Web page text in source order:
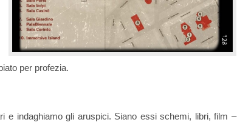
per profezia.
e indaghiamo gli aruspici. Siano essi schemi, libri, film –